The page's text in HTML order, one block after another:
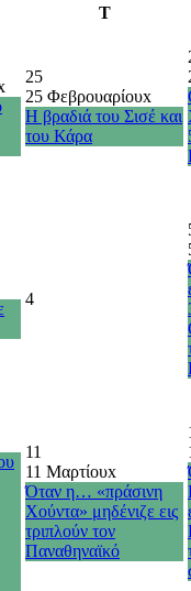
Τ
25
25 Φεβρουαρίουx
Η βραδιά του Σισέ και
του Κάρα
4
11
11 Μαρτίουx
Όταν η… «πράσινη
Χούντα» μηδένιζε εις
τριπλούν τον
Παναθηναϊκό